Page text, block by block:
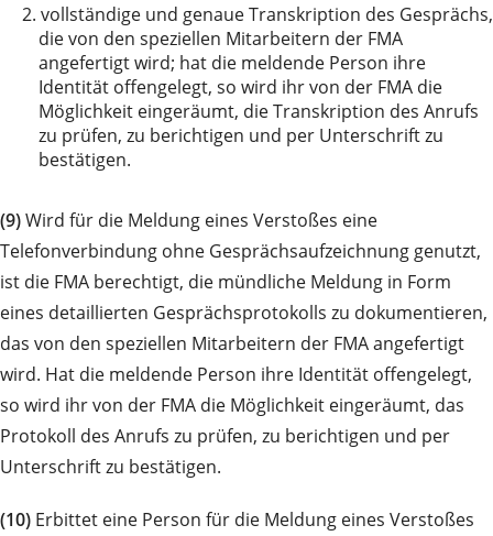
2. vollständige und genaue Transkription des Gesprächs,
die von den speziellen Mitarbeitern der FMA
angefertigt wird; hat die meldende Person ihre
Identität offengelegt, so wird ihr von der FMA die
Möglichkeit eingeräumt, die Transkription des Anrufs
zu prüfen, zu berichtigen und per Unterschrift zu
bestätigen.
(9)Wird für die Meldung eines Verstoßes eine
Telefonverbindung ohne Gesprächsaufzeichnung genutzt,
ist die FMA berechtigt, die mündliche Meldung in Form
eines detaillierten Gesprächsprotokolls zu dokumentieren,
das von den speziellen Mitarbeitern der FMA angefertigt
wird. Hat die meldende Person ihre Identität offengelegt,
so wird ihr von der FMA die Möglichkeit eingeräumt, das
Protokoll des Anrufs zu prüfen, zu berichtigen und per
Unterschrift zu bestätigen.
(10) Erbittet eine Person für die Meldung eines Verstoßes